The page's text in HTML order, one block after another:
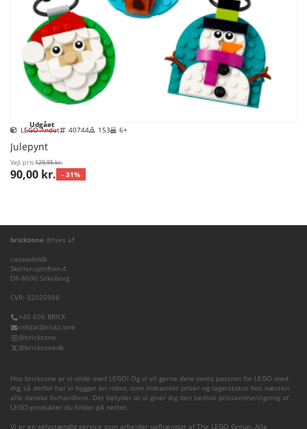
Udgået
LEGO Andet 40744 153 6+
Julepynt
Vejl. pris129,95 kr.
90,00 kr. - 31%
brickzone drives af
cazaadotdk
Skelleruptoften 4
DK-8600 Silkeborg
CVR: 32025986
+45 606 BRICK
info(at)brickz.one
@brickzone
@brickzonedk
Hos brickzone er vi vilde med LEGO! Og vi vil gerne dele vores passion for LEGO med
dig, så derfor har vi bygget en robot, som indsamler priser og lagerstatus hos næsten
alle danske forhandlere. Det betyder at vi giver dig den bedste prissammenligning af
LEGO-produkter du finder på nettet.
Vi er en selvstændig service som arbejder uafhængigt af The LEGO Group. Alle